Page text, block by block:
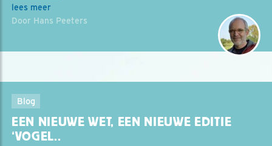
lees meer
Door Hans Peeters
Blog
EEN NIEUWE WET, EEN NIEUWE EDITIE
‘VOGEL..